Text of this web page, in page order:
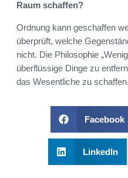
Raum schaffen?
Ordnung kann geschaffen
überprüft, welche
nicht. Die Philosophie
überflüssige Dinge zu
das Wesentliche zu schaffen.
Facebook
LinkedIn